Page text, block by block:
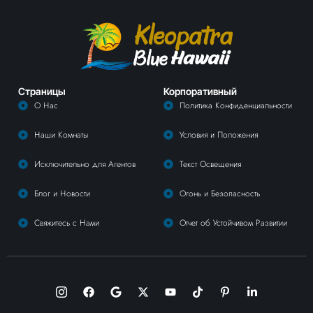
Страницы
О Нас
Наши Комнаты
Исключительно для Агентов
Блог и Новости
Свяжитесь с Нами
Корпоративный
Политика Конфиденциальности
Условия и Положения
Текст Освещения
Огонь и Безопасность
Отчет об Устойчивом Развитии